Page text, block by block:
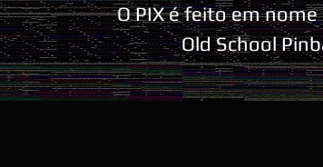
O PIX é feito em
Old School